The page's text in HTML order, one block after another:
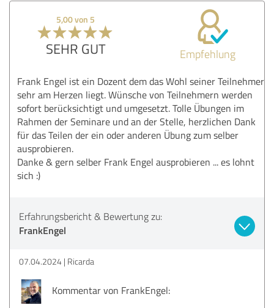
5,00 von 5
SEHR GUT Empfehlung
Frank Engel ist ein Dozent dem das Wohl seiner Teilnehmer
sehr am Herzen liegt. Wünsche von Teilnehmern werden
sofort berücksichtigt und umgesetzt. Tolle Übungen im
Rahmen der Seminare und an der Stelle, herzlichen Dank
für das Teilen der ein oder anderen Übung zum selber
ausprobieren.
Danke & gern selber Frank Engel ausprobieren ... es lohnt
sich :)
Erfahrungsbericht & Bewertung zu:
FrankEngel
07.04.2024 Ricarda
Kommentar von FrankEngel: